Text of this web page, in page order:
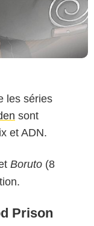
les séries
sont
et ADN.
Boruto (8
Prison